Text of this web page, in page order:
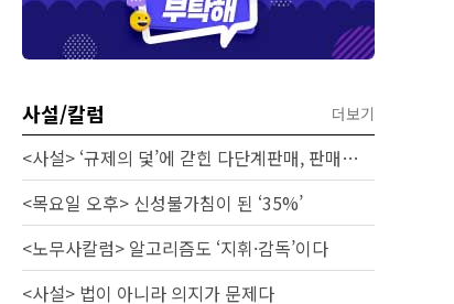
사설/칼럼 더보기
<사설> ‘규제의 덫’에 갇힌 다단계판매, 판매원 보호 시급하다
<목요일 오후> 신성불가침이 된 ‘35%’
<노무사칼럼> 알고리즘도 ‘지휘·감독’이다
<사설> 법이 아니라 의지가 문제다